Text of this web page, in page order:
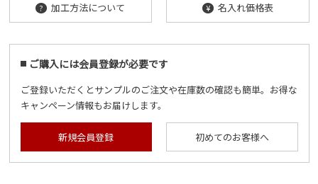
? 加工方法について ¥ 名入れ価格表
ご購入には会員登録が必要です
ご登録いただくとサンプルのご注文や在庫数の確認も簡単。お得な
キャンペーン情報もお届けします。
新規会員登録 初めてのお客様へ